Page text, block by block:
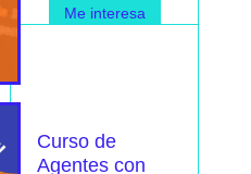
Me interesa
Curso de
Agentes con